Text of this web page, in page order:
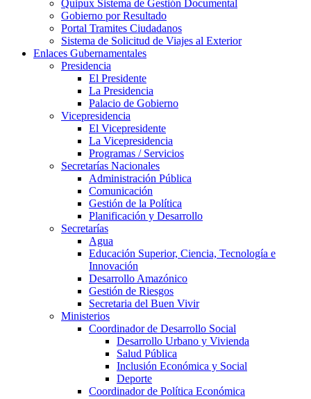
Quipux Sistema de Gestión Documental
Gobierno por Resultado
Portal Tramites Ciudadanos
Sistema de Solicitud de Viajes al Exterior
Enlaces Gubernamentales
Presidencia
El Presidente
La Presidencia
Palacio de Gobierno
Vicepresidencia
El Vicepresidente
La Vicepresidencia
Programas / Servicios
Secretarías Nacionales
Administración Pública
Comunicación
Gestión de la Política
Planificación y Desarrollo
Secretarías
Agua
Educación Superior, Ciencia, Tecnología e
Innovación
Desarrollo Amazónico
Gestión de Riesgos
Secretaria del Buen Vivir
Ministerios
Coordinador de Desarrollo Social
Desarrollo Urbano y Vivienda
Salud Pública
Inclusión Económica y Social
Deporte
Coordinador de Política Económica